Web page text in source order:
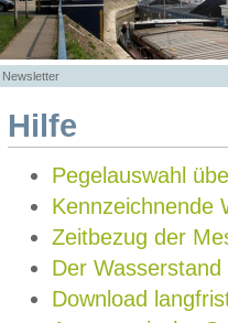
Newsletter
Hilfe
Pegelauswahl
Kennzeichnende
Zeitbezug der
Der Wasserstand
Download